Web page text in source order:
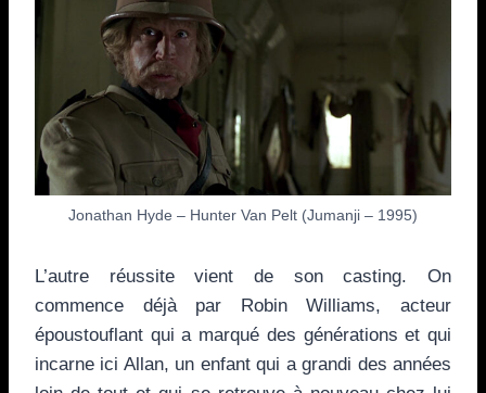
Jonathan Hyde – Hunter Van Pelt (Jumanji – 1995)
L’autre réussite vient de son casting. On
commence déjà par Robin Williams, acteur
époustouflant qui a marqué des générations et qui
incarne ici Allan, un enfant qui a grandi des années